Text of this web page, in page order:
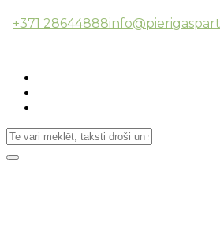
+371 28644888
Toggle